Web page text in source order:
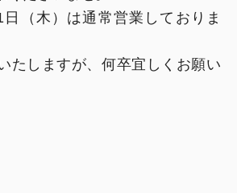
（木）は通常営業しておりま
たしますが、何卒宜しくお願い